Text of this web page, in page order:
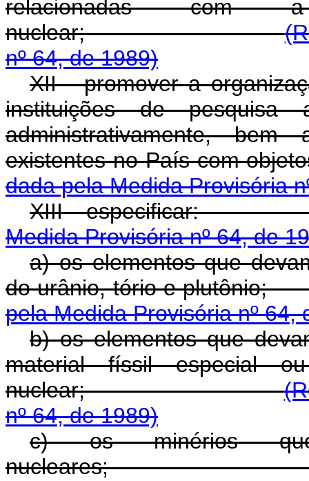
relacionadas com
nuclear;
nº 64, de 1989)
XII - promover a
instituições de
administrativamente,
existentes no País
dada pela Medida Provisória
XIII -
Medida Provisória nº 64, de
a) os elementos que
do urânio,
pela Medida Provisória nº 64,
b) os elementos que
material físsil especial
nuclear;
nº 64, de 1989)
c) os minérios